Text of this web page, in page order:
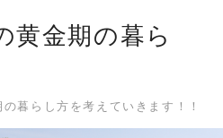
黄金期の暮ら
暮らし方を考えていきます！！